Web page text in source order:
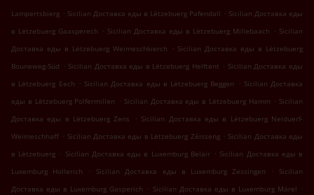
Lampertsbierg . Sicilian Доставка еды в Lëtzebuerg Pafendall . Sicilian Доставка еды
в Lëtzebuerg Gaasperech . Sicilian Доставка еды в Lëtzebuerg Millebaach . Sicilian
Доставка еды в Lëtzebuerg Weimeschkierch
. Sicilian Доставка еды в Lëtzebuerg
Bouneweg-Süd . Sicilian Доставка еды в Lëtzebuerg Helftent . Sicilian Доставка еды
в Lëtzebuerg Eech . Sicilian Доставка еды в Lëtzebuerg Beggen . Sicilian Доставка
еды в Lëtzebuerg Polfermillen . Sicilian Доставка еды в Lëtzebuerg Hamm . Sicilian
Доставка еды в Lëtzebuerg Zens
. Sicilian Доставка еды в Lëtzebuerg Neiduerf-
Weimeschhaff . Sicilian Доставка еды в Lëtzebuerg Zéisseng . Sicilian Доставка еды
в Lëtzebuerg . Sicilian Доставка еды в Luxemburg Belair . Sicilian Доставка еды в
Luxemburg Hollerich
. Sicilian Доставка еды в Luxemburg Zessingen .
Sicilian
Доставка еды в Luxemburg Gasperich . Sicilian Доставка еды в Luxemburg Märel .